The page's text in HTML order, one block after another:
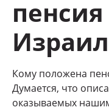
Кому положена
Думается, что
оказываемых